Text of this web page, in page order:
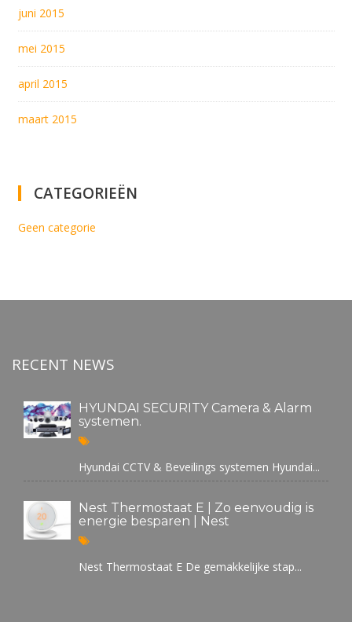
juni 2015
mei 2015
april 2015
maart 2015
CATEGORIEËN
Geen categorie
RECENT NEWS
HYUNDAI SECURITY Camera & Alarm
systemen.
Hyundai CCTV & Beveilings systemen Hyundai...
Nest Thermostaat E | Zo eenvoudig is
energie besparen | Nest
Nest Thermostaat E De gemakkelijke stap...